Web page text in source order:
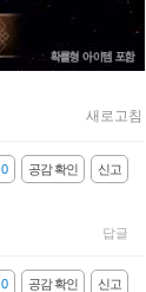
새로고침
신고
공감 확인
0
답글
신고
공감 확인
0